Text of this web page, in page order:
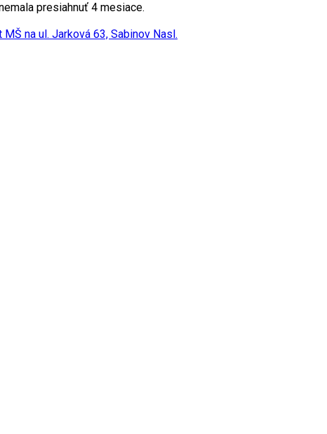
presiahnuť 4 mesiace.
na ul. Jarková 63, Sabinov Nasl.